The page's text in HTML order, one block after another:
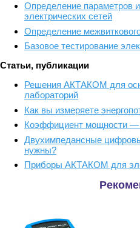
Определение параметров
электрических сетей
Определение
Базовое тестирование
Статьи, публикации
Решения АКТАКОМ для
лабораторий
Как вы измеряете
Коэффициент мощности —
Двухимпедансные
нужны?
Приборы АКТАКОМ для